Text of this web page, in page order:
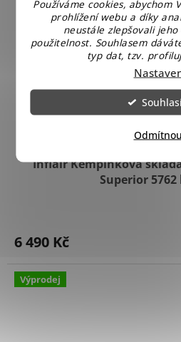
Používáme cookies, abychom
prohlížení webu a díky
neustále zlepšovali
použitelnost. Souhlasem
typ dat, tzv.
Inflair Kempinková
Superior 5762
6 490 Kč
Výprodej